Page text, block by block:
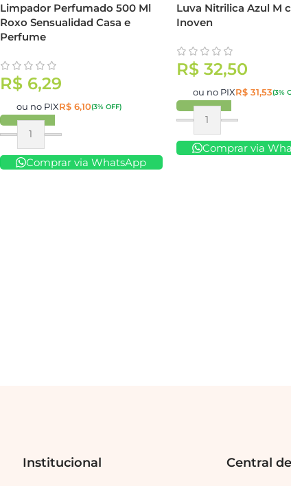
Limpador Perfumado 500 Ml
Roxo Sensualidad Casa e
Perfume
R$6,29
ou no PIXR$6,10(3% OFF)
Comprar
Comprar via WhatsApp
Luva Nitrilica Azul M
Inoven
R$32,50
ou no PIXR$31,53(3%
Comprar
Comprar via
Institucional Central